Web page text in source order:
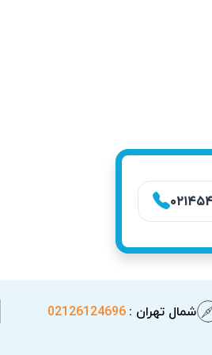
از آسیب دیدن
دستگاه توسط
شمال تهران :02126124696